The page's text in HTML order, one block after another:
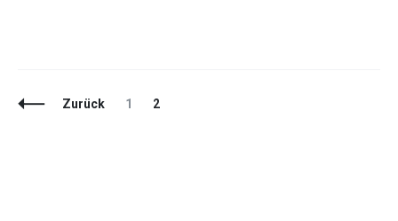
Beitragsnavigation
Zurück Seite
1 Seite
2